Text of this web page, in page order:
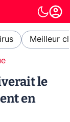
Meilleur
le
en